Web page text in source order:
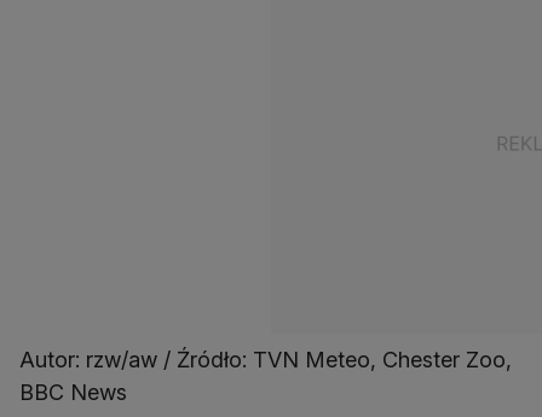
Autor: rzw/aw / Źródło: TVN Meteo, Chester Zoo,
BBC News